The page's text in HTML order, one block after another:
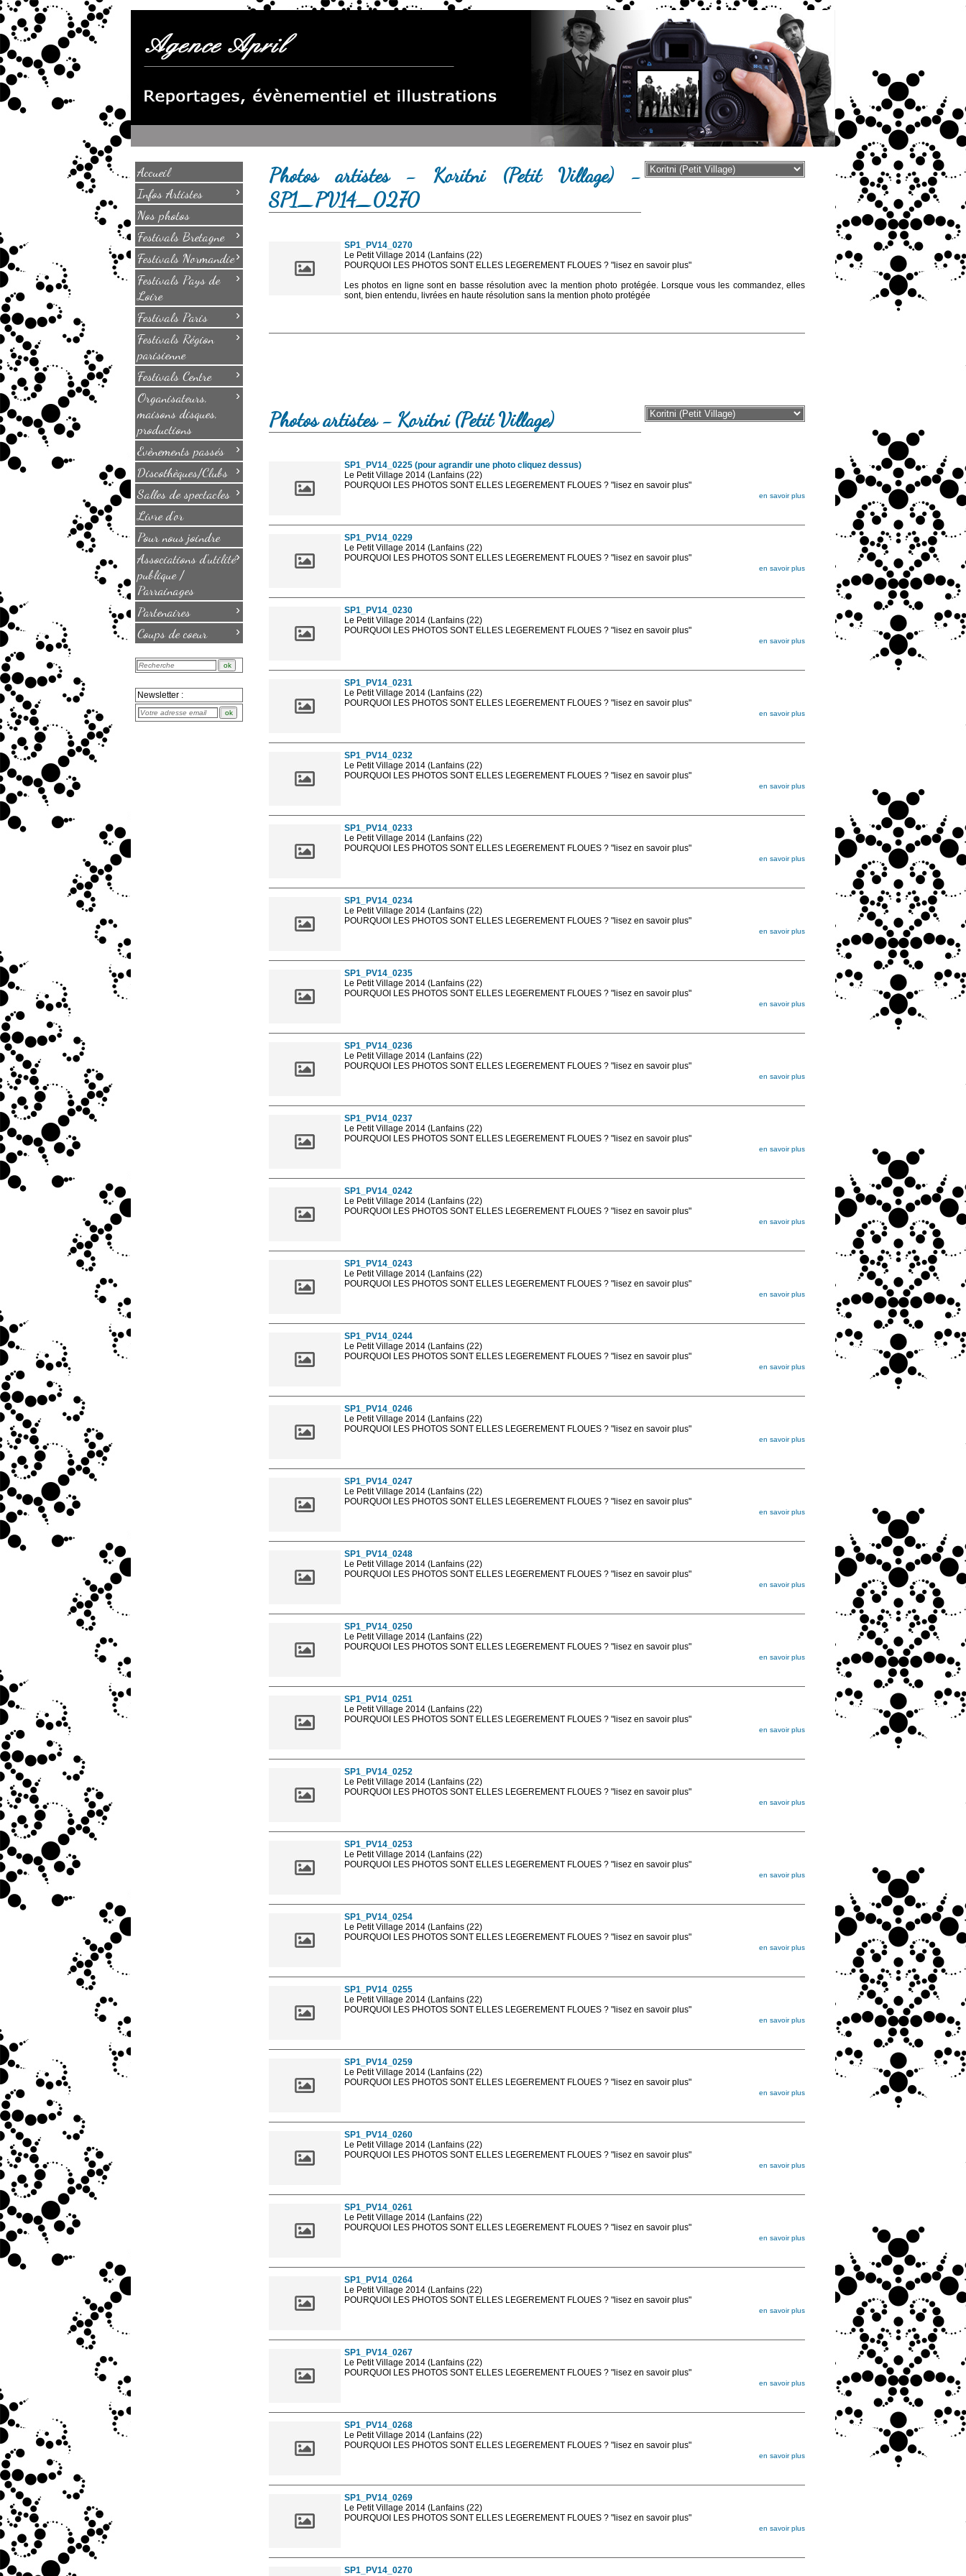
Accueil
Infos Artistes
›
Nos photos
Festivals Bretagne
›
Festivals Normandie›
Festivals Pays de
Loire
›
Festivals Paris ›
Festivals Région
parisienne
›
Festivals Centre ›
Organisateurs,
maisons disques,
productions
›
Evènements passés ›
Discothèques/Clubs ›
Salles de spectacles ›
Livre d'or
Pour nous joindre
Associations d'utilité
publique /
Parrainages
›
Partenaires ›
Coups de coeur ›
Newsletter :
Photos artistes - Koritni (Petit Village) -
SP1_PV14_0270
SP1_PV14_0270
Le Petit Village 2014 (Lanfains (22)
POURQUOI LES PHOTOS SONT ELLES LEGEREMENT FLOUES ? "lisez en savoir plus"
Les photos en ligne sont en basse résolution avec la mention photo protégée. Lorsque vous les commandez, elles
sont, bien entendu, livrées en haute résolution sans la mention photo protégée
Photos artistes - Koritni (Petit Village)
SP1_PV14_0225 (pour agrandir une photo cliquez dessus)
Le Petit Village 2014 (Lanfains (22)
POURQUOI LES PHOTOS SONT ELLES LEGEREMENT FLOUES ? "lisez en savoir plus"
en savoir plus
SP1_PV14_0229
Le Petit Village 2014 (Lanfains (22)
POURQUOI LES PHOTOS SONT ELLES LEGEREMENT FLOUES ? "lisez en savoir plus"
en savoir plus
SP1_PV14_0230
Le Petit Village 2014 (Lanfains (22)
POURQUOI LES PHOTOS SONT ELLES LEGEREMENT FLOUES ? "lisez en savoir plus"
en savoir plus
SP1_PV14_0231
Le Petit Village 2014 (Lanfains (22)
POURQUOI LES PHOTOS SONT ELLES LEGEREMENT FLOUES ? "lisez en savoir plus"
en savoir plus
SP1_PV14_0232
Le Petit Village 2014 (Lanfains (22)
POURQUOI LES PHOTOS SONT ELLES LEGEREMENT FLOUES ? "lisez en savoir plus"
en savoir plus
SP1_PV14_0233
Le Petit Village 2014 (Lanfains (22)
POURQUOI LES PHOTOS SONT ELLES LEGEREMENT FLOUES ? "lisez en savoir plus"
en savoir plus
SP1_PV14_0234
Le Petit Village 2014 (Lanfains (22)
POURQUOI LES PHOTOS SONT ELLES LEGEREMENT FLOUES ? "lisez en savoir plus"
en savoir plus
SP1_PV14_0235
Le Petit Village 2014 (Lanfains (22)
POURQUOI LES PHOTOS SONT ELLES LEGEREMENT FLOUES ? "lisez en savoir plus"
en savoir plus
SP1_PV14_0236
Le Petit Village 2014 (Lanfains (22)
POURQUOI LES PHOTOS SONT ELLES LEGEREMENT FLOUES ? "lisez en savoir plus"
en savoir plus
SP1_PV14_0237
Le Petit Village 2014 (Lanfains (22)
POURQUOI LES PHOTOS SONT ELLES LEGEREMENT FLOUES ? "lisez en savoir plus"
en savoir plus
SP1_PV14_0242
Le Petit Village 2014 (Lanfains (22)
POURQUOI LES PHOTOS SONT ELLES LEGEREMENT FLOUES ? "lisez en savoir plus"
en savoir plus
SP1_PV14_0243
Le Petit Village 2014 (Lanfains (22)
POURQUOI LES PHOTOS SONT ELLES LEGEREMENT FLOUES ? "lisez en savoir plus"
en savoir plus
SP1_PV14_0244
Le Petit Village 2014 (Lanfains (22)
POURQUOI LES PHOTOS SONT ELLES LEGEREMENT FLOUES ? "lisez en savoir plus"
en savoir plus
SP1_PV14_0246
Le Petit Village 2014 (Lanfains (22)
POURQUOI LES PHOTOS SONT ELLES LEGEREMENT FLOUES ? "lisez en savoir plus"
en savoir plus
SP1_PV14_0247
Le Petit Village 2014 (Lanfains (22)
POURQUOI LES PHOTOS SONT ELLES LEGEREMENT FLOUES ? "lisez en savoir plus"
en savoir plus
SP1_PV14_0248
Le Petit Village 2014 (Lanfains (22)
POURQUOI LES PHOTOS SONT ELLES LEGEREMENT FLOUES ? "lisez en savoir plus"
en savoir plus
SP1_PV14_0250
Le Petit Village 2014 (Lanfains (22)
POURQUOI LES PHOTOS SONT ELLES LEGEREMENT FLOUES ? "lisez en savoir plus"
en savoir plus
SP1_PV14_0251
Le Petit Village 2014 (Lanfains (22)
POURQUOI LES PHOTOS SONT ELLES LEGEREMENT FLOUES ? "lisez en savoir plus"
en savoir plus
SP1_PV14_0252
Le Petit Village 2014 (Lanfains (22)
POURQUOI LES PHOTOS SONT ELLES LEGEREMENT FLOUES ? "lisez en savoir plus"
en savoir plus
SP1_PV14_0253
Le Petit Village 2014 (Lanfains (22)
POURQUOI LES PHOTOS SONT ELLES LEGEREMENT FLOUES ? "lisez en savoir plus"
en savoir plus
SP1_PV14_0254
Le Petit Village 2014 (Lanfains (22)
POURQUOI LES PHOTOS SONT ELLES LEGEREMENT FLOUES ? "lisez en savoir plus"
en savoir plus
SP1_PV14_0255
Le Petit Village 2014 (Lanfains (22)
POURQUOI LES PHOTOS SONT ELLES LEGEREMENT FLOUES ? "lisez en savoir plus"
en savoir plus
SP1_PV14_0259
Le Petit Village 2014 (Lanfains (22)
POURQUOI LES PHOTOS SONT ELLES LEGEREMENT FLOUES ? "lisez en savoir plus"
en savoir plus
SP1_PV14_0260
Le Petit Village 2014 (Lanfains (22)
POURQUOI LES PHOTOS SONT ELLES LEGEREMENT FLOUES ? "lisez en savoir plus"
en savoir plus
SP1_PV14_0261
Le Petit Village 2014 (Lanfains (22)
POURQUOI LES PHOTOS SONT ELLES LEGEREMENT FLOUES ? "lisez en savoir plus"
en savoir plus
SP1_PV14_0264
Le Petit Village 2014 (Lanfains (22)
POURQUOI LES PHOTOS SONT ELLES LEGEREMENT FLOUES ? "lisez en savoir plus"
en savoir plus
SP1_PV14_0267
Le Petit Village 2014 (Lanfains (22)
POURQUOI LES PHOTOS SONT ELLES LEGEREMENT FLOUES ? "lisez en savoir plus"
en savoir plus
SP1_PV14_0268
Le Petit Village 2014 (Lanfains (22)
POURQUOI LES PHOTOS SONT ELLES LEGEREMENT FLOUES ? "lisez en savoir plus"
en savoir plus
SP1_PV14_0269
Le Petit Village 2014 (Lanfains (22)
POURQUOI LES PHOTOS SONT ELLES LEGEREMENT FLOUES ? "lisez en savoir plus"
en savoir plus
SP1_PV14_0270